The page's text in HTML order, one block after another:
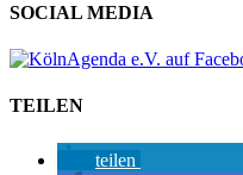
SOCIAL MEDIA
TEILEN
teilen